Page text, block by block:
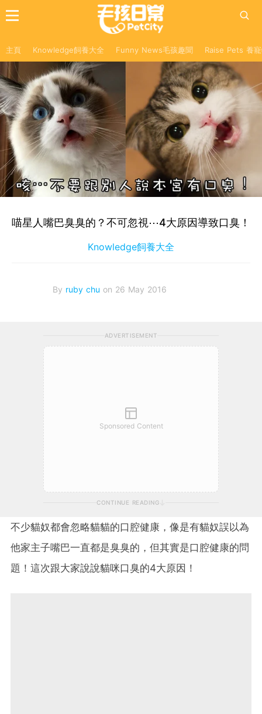
主頁 Knowledge飼養大全 Funny News毛孩趣聞 Raise Pets 養
喵星人嘴巴臭臭的？不可忽視⋯4大原因導致口臭！
Knowledge飼養大全
By ruby chu on 26 May 2016
ADVERTISEMENT
Sponsored Content
CONTINUE READING
不少貓奴都會忽略貓貓的口腔健康，像是有貓奴誤以為
他家主子嘴巴一直都是臭臭的，但其實是口腔健康的問
題！這次跟大家說說貓咪口臭的4大原因！